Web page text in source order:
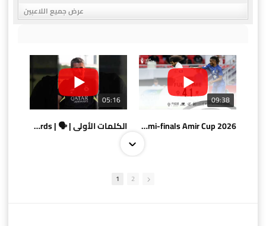
عرض جميع اللاعبين
05:16
الكلمات الأولى | 🗣 | First words
09:38
AlSadd 4/1 AlDuhail - Semi-finals Amir Cup 2026 #السد/ الدحيل
1 2